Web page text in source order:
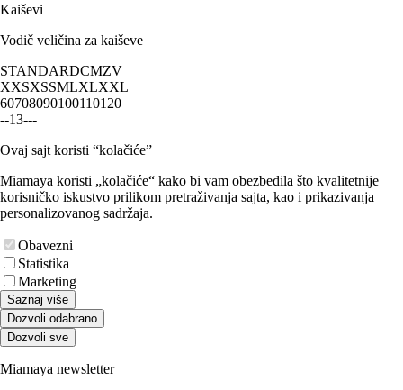
Kaiševi
Vodič veličina za kaiševe
STANDARDCMZV
XXSXSSMLXLXXL
60708090100110120
--13---
Ovaj sajt koristi “kolačiće”
Miamaya koristi „kolačiće“ kako bi vam obezbedila što kvalitetnije
korisničko iskustvo prilikom pretraživanja sajta, kao i prikazivanja
personalizovanog sadržaja.
Obavezni
Statistika
Marketing
Saznaj više
Dozvoli odabrano
Dozvoli sve
Miamaya newsletter